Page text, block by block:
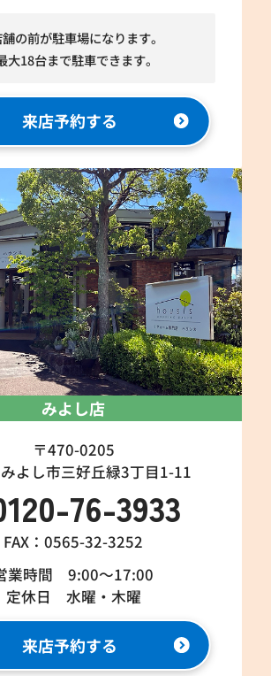
の前が駐車場になります。
大18台まで駐車できます。
来店予約する
みよし店
〒470-0205
よし市三好丘緑3丁目1-11
76-3933
FAX：0565-32-3252
業時間 9:00～17:00
定休日 水曜・木曜
来店予約する